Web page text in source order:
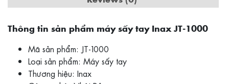
Thông tin sản phẩm máy sấy tay Inax JT-1000
Mã sản phẩm: JT-1000
Loại sản phẩm: Máy sấy tay
Thương hiệu: Inax